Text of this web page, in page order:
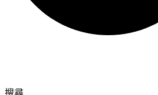
搜尋